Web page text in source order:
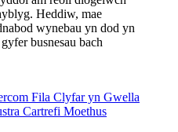
Heddiw, mae
wynebau yn dod yn
busnesau bach